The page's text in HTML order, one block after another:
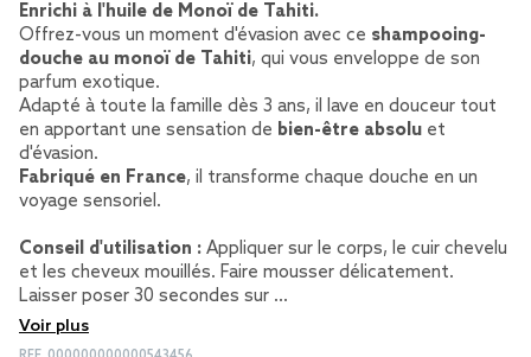
Enrichi à l'huile de Monoï de Tahiti.
Offrez-vous un moment d'évasion avec ce shampooing-
douche au monoï de Tahiti, qui vous enveloppe de son
parfum exotique.
Adapté à toute la famille dès 3 ans, il lave en douceur tout
en apportant une sensation de bien-être absolu et
d'évasion.
Fabriqué en France, il transforme chaque douche en un
voyage sensoriel.
Conseil d'utilisation : Appliquer sur le corps, le cuir chevelu
et les cheveux mouillés. Faire mousser délicatement.
Laisser poser 30 secondes sur …
Voir plus